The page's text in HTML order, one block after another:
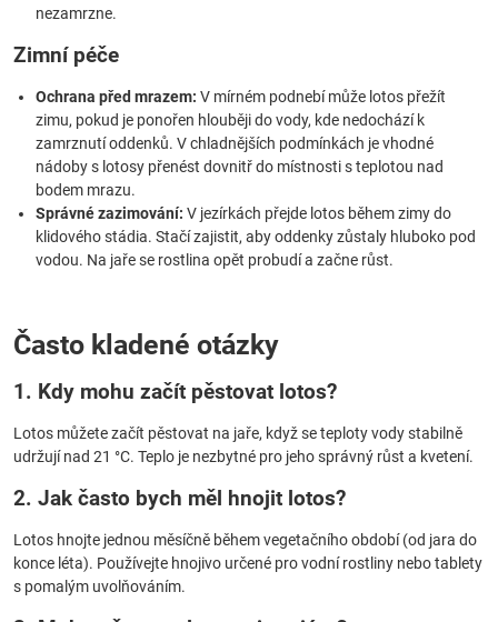
nezamrzne.
Zimní péče
Ochrana před mrazem: V mírném podnebí může lotos přežít
zimu, pokud je ponořen hlouběji do vody, kde nedochází k
zamrznutí oddenků. V chladnějších podmínkách je vhodné
nádoby s lotosy přenést dovnitř do místnosti s teplotou nad
bodem mrazu.
Správné zazimování: V jezírkách přejde lotos během zimy do
klidového stádia. Stačí zajistit, aby oddenky zůstaly hluboko pod
vodou. Na jaře se rostlina opět probudí a začne růst.
Často kladené otázky
1. Kdy mohu začít pěstovat lotos?
Lotos můžete začít pěstovat na jaře, když se teploty vody stabilně
udržují nad 21 °C. Teplo je nezbytné pro jeho správný růst a kvetení.
2. Jak často bych měl hnojit lotos?
Lotos hnojte jednou měsíčně během vegetačního období (od jara do
konce léta). Používejte hnojivo určené pro vodní rostliny nebo tablety
s pomalým uvolňováním.